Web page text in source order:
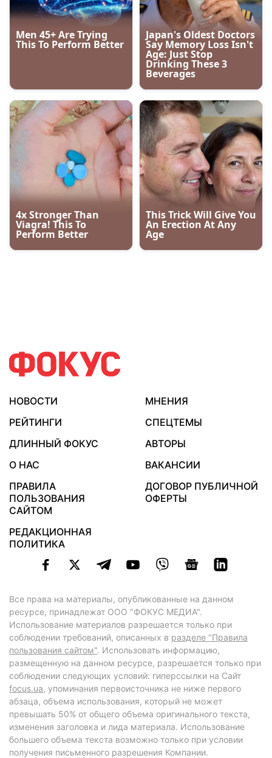
НОВОСТИ
МНЕНИЯ
РЕЙТИНГИ
СПЕЦТЕМЫ
ДЛИННЫЙ ФОКУС
АВТОРЫ
О НАС
ВАКАНСИИ
ПРАВИЛА
ПОЛЬЗОВАНИЯ
САЙТОМ
ДОГОВОР ПУБЛИЧНОЙ
ОФЕРТЫ
РЕДАКЦИОННАЯ
ПОЛИТИКА
Все права на материалы, опубликованные на данном
ресурсе, принадлежат ООО "ФОКУС МЕДИА".
Использование материалов разрешается только при
соблюдении требований, описанных в разделе "Правила
пользования сайтом". Использовать информацию,
размещенную на данном ресурсе, разрешается только при
соблюдении следующих условий: гиперссылки на Сайт
focus.ua, упоминания первоисточника не ниже первого
абзаца, объема использования, который не может
превышать 50% от общего объема оригинального текста,
изменения заголовка и лида материала. Использование
большего объема текста возможно только при условии
получения письменного разрешения Компании.